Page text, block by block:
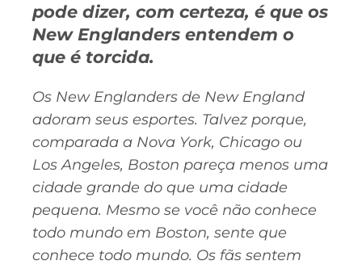
pode dizer, com certeza, é que os
New Englanders entendem o
que é torcida.
Os New Englanders de New England
adoram seus esportes. Talvez porque,
comparada a Nova York, Chicago ou
Los Angeles, Boston pareça menos uma
cidade grande do que uma cidade
pequena. Mesmo se você não conhece
todo mundo em Boston, sente que
conhece todo mundo. Os fãs sentem